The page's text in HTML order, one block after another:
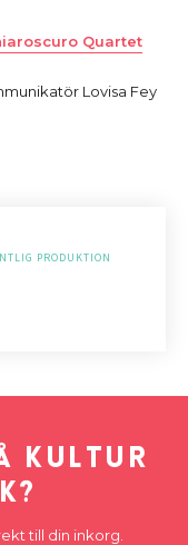
Quartet
Lovisa Fey
PRODUKTION
kultur
till din inkorg.